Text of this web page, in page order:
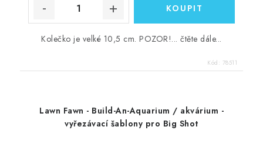
Kolečko je velké 10,5 cm. POZOR!... čtěte dále...
Kód: 78511
Lawn Fawn - Build-An-Aquarium / akvárium -
vyřezávací šablony pro Big Shot